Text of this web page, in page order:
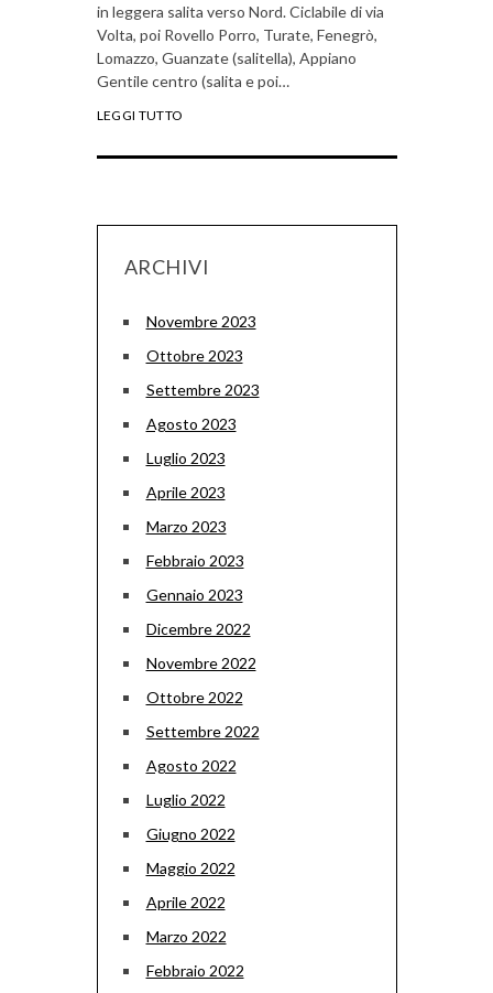
in leggera salita verso Nord. Ciclabile di via
Volta, poi Rovello Porro, Turate, Fenegrò,
Lomazzo, Guanzate (salitella), Appiano
Gentile centro (salita e poi…
LEGGI TUTTO
ARCHIVI
Novembre 2023
Ottobre 2023
Settembre 2023
Agosto 2023
Luglio 2023
Aprile 2023
Marzo 2023
Febbraio 2023
Gennaio 2023
Dicembre 2022
Novembre 2022
Ottobre 2022
Settembre 2022
Agosto 2022
Luglio 2022
Giugno 2022
Maggio 2022
Aprile 2022
Marzo 2022
Febbraio 2022